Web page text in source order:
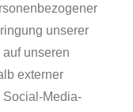
unserer
unseren
externer
Social-Media-